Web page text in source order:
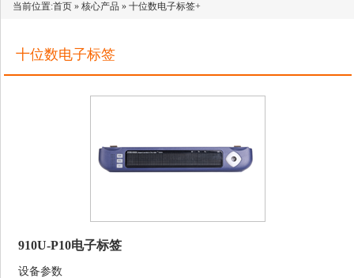
当前位置:首页 » 核心产品 » 十位数电子标签+
十位数电子标签
910U-P10电子标签
设备参数